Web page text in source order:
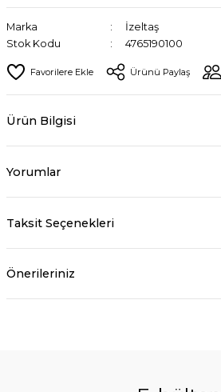
Marka
İzeltaş
Stok Kodu
4765190100
Ürünü Paylaş
Ürün Bilgisi
Yorumlar
Taksit Seçenekleri
Önerileriniz